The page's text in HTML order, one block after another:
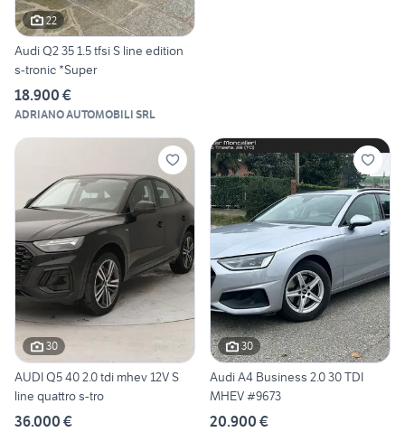
22
Audi Q2 35 1.5 tfsi S line edition
s-tronic *Super
18.900 €
ADRIANO AUTOMOBILI SRL
30
AUDI Q5 40 2.0 tdi mhev 12V S
line quattro s-tro
36.000 €
30
Audi A4 Business 2.0 30 TDI
MHEV #9673
20.900 €